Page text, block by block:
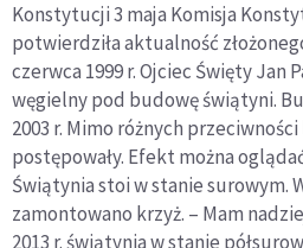
Konstytucji 3 maja Komisja
potwierdziła aktualność
czerwca 1999 r. Ojciec Święty Jan
węgielny pod budowę świątyni.
2003 r. Mimo różnych
postępowały. Efekt można
Świątynia stoi w stanie surowym.
zamontowano krzyż. – Mam
2013 r. świątynia w stanie